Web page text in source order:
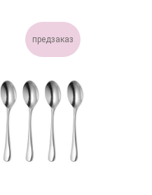
предзаказ